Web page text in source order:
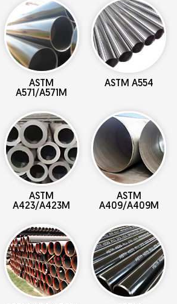
ASTM
A571/A571M
ASTM A554
ASTM
A423/A423M
ASTM
A409/A409M